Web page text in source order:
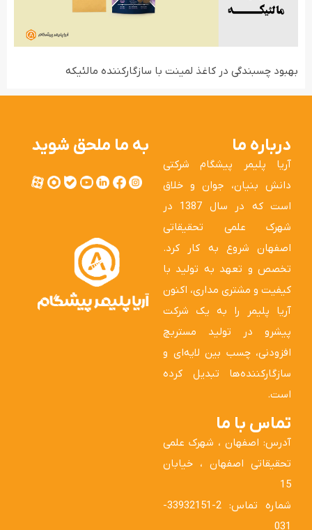
بهبود چسبندگی در کاغذ لمینت با سازگارکننده مالئیکه
درباره ما
آریا پلیمر پیشگام شرکتی
دانش بنیان، جوان و خلاق
است که در سال 1387 در
شهرک علمی تحقیقاتی
اصفهان شروع به کار کرد.
تخصص و تعهد به تولید با
کیفیت و مشتری مداری، اکنون
آریا پلیمر را به یک شرکت
پیشرو در تولید مستربچ
افزودنی، چسب بین لایه‌ای و
سازگارکننده‌ها تبدیل کرده
است.
تماس با ما
آدرس: اصفهان ، شهرک علمی
تحقیقاتی اصفهان ، خیابان
15
شماره تماس: 2-33932151-
031
به ما ملحق شوید